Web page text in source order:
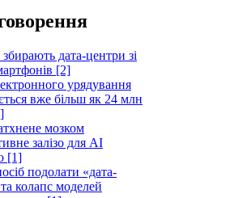
дата-центри зі
[2]
урядування
вже більш як 24 млн
мозком
залізо для AI
[1]
подолати «дата-
колапс моделей